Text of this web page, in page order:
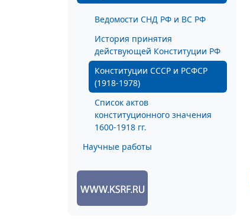
Ведомости СНД РФ и ВС РФ
История принятия
действующей Конституции РФ
Конституции СССР и РСФСР
(1918-1978)
Список актов
конституционного значения
1600-1918 гг.
Научные работы